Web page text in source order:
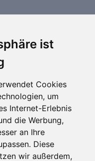
ist
Cookies
um
Internet-Erlebnis
die Werbung,
an Ihre
Diese
wir außerdem,